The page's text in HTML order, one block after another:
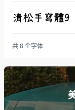
清松手寫體9
共 8 个字体